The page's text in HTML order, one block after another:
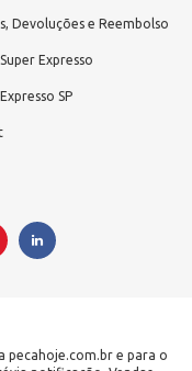
Devoluções e Reembolso
Expresso
SP
pecahoje.com.br e para o